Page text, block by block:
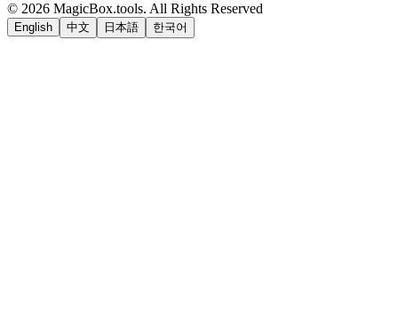
© 2026 MagicBox.tools. All Rights Reserved
English 中文 日本語 한국어